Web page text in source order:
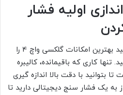
اولیه فشار
تبریک میگوییم! شما توانستید بهترین امکانات گلکسی واچ 4 را
تنها کاری که باقیمانده، کالیبره
بتوانید با دقت بالا اندازه گیری
به یک فشار سنج دیجیتالی دارید تا